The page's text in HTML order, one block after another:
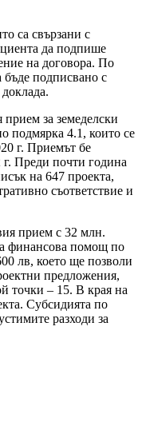
са свързани с
да подпише
на договора. По
бъде подписвано с
за земеделски
подмярка 4.1, които се
г. Приемът бе
Преди почти година
на 647 проекта,
съответствие и
прием с 32 млн.
финансова помощ по
лв, което ще позволи
предложения,
точки – 15. В края на
Субсидията по
разходи за